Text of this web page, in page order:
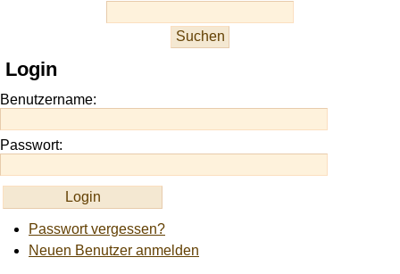
site
https://onlineslots.money/
Login
Benutzername:
Passwort:
Passwort vergessen?
Neuen Benutzer anmelden